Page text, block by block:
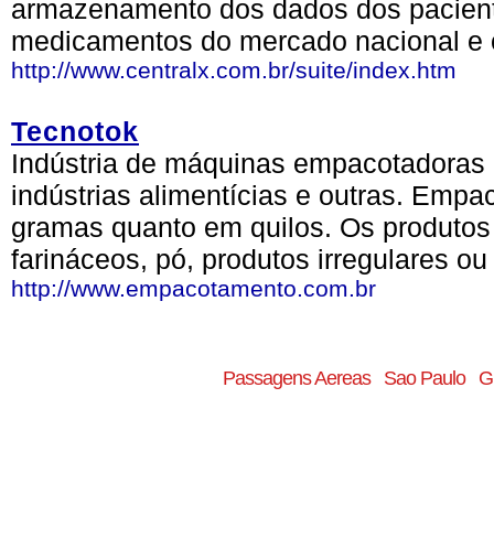
armazenamento dos dados dos
medicamentos do mercado nacional
http://www.centralx.com.br/suite/index.htm
Tecnotok
Indústria de máquinas
indústrias alimentícias e outras.
gramas quanto em quilos. Os
farináceos, pó, produtos irregulares
http://www.empacotamento.com.br
Passagens Aereas Sao Paulo